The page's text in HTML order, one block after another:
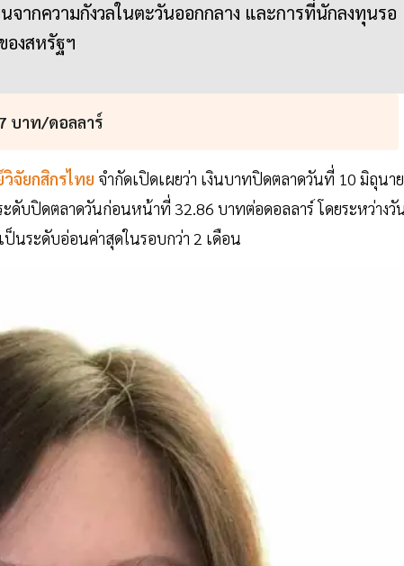
จากความกังวลในตะวันออกกลาง และการที่นักลงทุนรอ
องสหรัฐฯ
บาท/ดอลลาร์
จัยกสิกรไทย จำกัดเปิดเผยว่า เงินบาทปิดตลาดวันที่ 10 มิถุนา
ดับปิดตลาดวันก่อนหน้าที่ 32.86 บาทต่อดอลลาร์ โดยระหว่างวั
นระดับอ่อนค่าสุดในรอบกว่า 2 เดือน